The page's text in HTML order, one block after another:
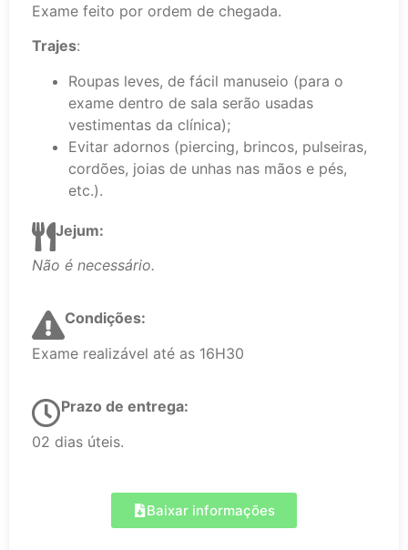
Exame feito por ordem de chegada.
Trajes:
Roupas leves, de fácil manuseio (para o
exame dentro de sala serão usadas
vestimentas da clínica);
Evitar adornos (piercing, brincos, pulseiras,
cordões, joias de unhas nas mãos e pés,
etc.).
Jejum:
Não é necessário.
Condições:
Exame realizável até as 16H30
Prazo de entrega:
02 dias úteis.
Baixar informações